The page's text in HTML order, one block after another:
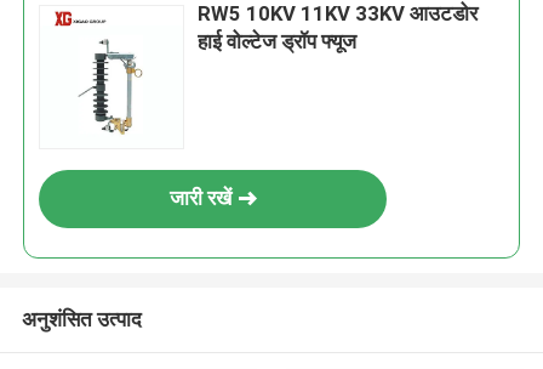
RW5 10KV 11KV 33KV आउटडोर
हाई वोल्टेज ड्रॉप फ्यूज
जारी रखें
अनुशंसित उत्पाद